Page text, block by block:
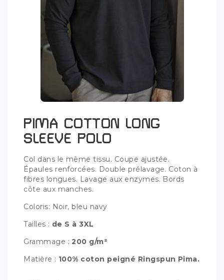
PIMA COTTON LONG
SLEEVE POLO
Col dans le même tissu. Coupe ajustée.
Épaules renforcées. Double prélavage. Coton à
fibres longues. Lavage aux enzymes. Bords
côte aux manches.
Coloris: Noir, bleu navy
Tailles : de S à 3XL
Grammage :200 g/m²
Matière : 100% coton peigné Ringspun Pima.